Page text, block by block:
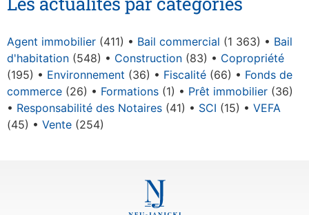
Agent immobilier (411) Bail commercial (1 363)
Bail
d'habitation (548) Construction (83)
Copropriété
(195)
Environnement (36) Fiscalité (66)
Fonds de
commerce (26) Formations (1) Prêt immobilier (36)
Responsabilité des Notaires (41) SCI (15)
VEFA
(45)
Vente (254)